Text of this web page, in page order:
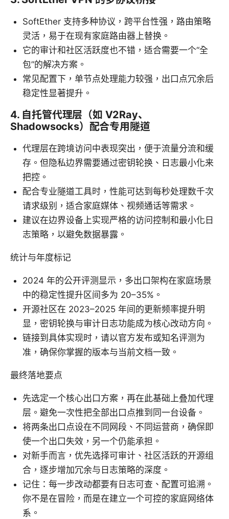
SoftEther 支持多种协议，跨平台性强，路由策略
灵活，易于在现有家庭路由器上替换。
它的审计和社区活跃度也不错，适合需要一个“全
包”的解决方案。
常见配置下，单节点处理能力较强，出口点冗余后
稳定性显著提升。
4. 自托管代理层（如 V2Ray、
Shadowsocks）配合专用隧道
代理层在跨境访问中表现突出，便于流量分流和缓
存。但隐私边界需要通过密钥轮换、日志最小化来
把控。
配合专业隧道工具时，性能可达到每秒处理数千次
请求级别，适合家庭媒体、视频通话等需求。
建议在边界设备上实现严格的访问控制和最小化日
志策略，以避免数据暴露。
统计与年度标记
2024 年的公开评测显示，多出口架构在家庭场景
中的稳定性提升区间多为 20–35%。
开源社区在 2023–2025 年间的更新频率提升明
显，密钥轮换与审计日志功能成为核心改动方向。
链接到具体实现时，请以官方发布或知名评测为
准，确保你掌握的版本与当前文档一致。
最终落地要点
先选定一个核心出口方案，再在此基础上叠加代理
层。避免一次性把全部出口点推到同一台设备。
将两条出口点设在不同网段、不同运营商，确保即
使一个出口失效，另一个仍能承担。
对新手而言，优先选择可审计、社区活跃的开源组
合，逐步增加冗余与日志策略的深度。
记住：每一步改动都要有日志可查、配置可追溯。
你不是在冒险，而是在建立一个可控的家庭网络体
系。